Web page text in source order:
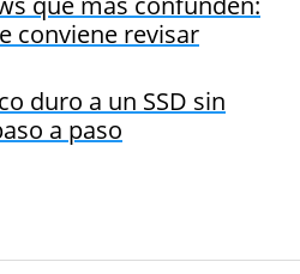
conviene revisar
duro a un SSD sin
a paso